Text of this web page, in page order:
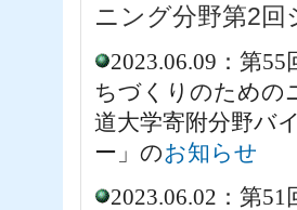
ニング分野第2
2023.06.09：第
ちづくりのための
道大学寄附分野バ
ー」のお知らせ
2023.06.02：第